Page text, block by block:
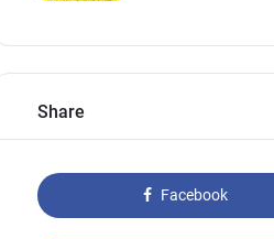
Share
Facebook